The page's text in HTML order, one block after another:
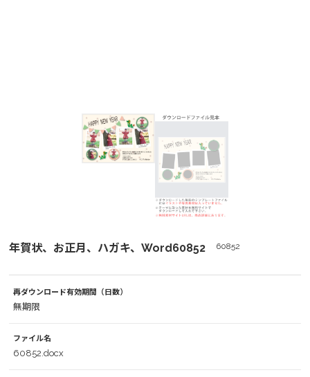
年賀状、お正月、ハガキ、Word60852 60852
再ダウンロード有効期間（日数）
無期限
ファイル名
60852.docx